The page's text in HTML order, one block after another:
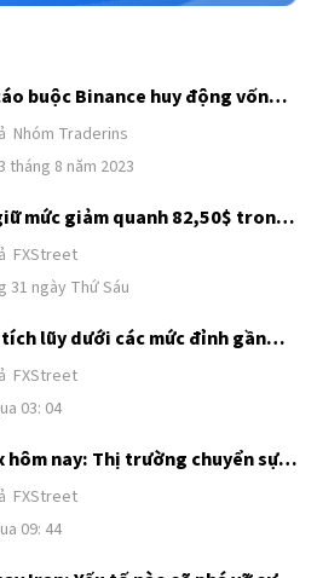
đáng chú ý nhất trong số
buộc Binance huy động vốn
thị trường Crypto chao đảo
Nhóm Traderins
tháng 8 năm 2023
mức giảm quanh 82,50$ trong
hy vọng ngoại giao Mỹ-Iran
lại
FXStreet
31 ngày Thứ Sáu
lũy dưới các mức đỉnh gần
sức mạnh của USD và kỳ vọng
lãi suất kìm hãm đà tăng
thềm công bố Bảng lương phi
(NFP) của Mỹ
FXStreet
03: 04
hôm nay: Thị trường chuyển sự
từ Trung Đông sang Bảng lương
nghiệp của Mỹ
FXStreet
09: 44